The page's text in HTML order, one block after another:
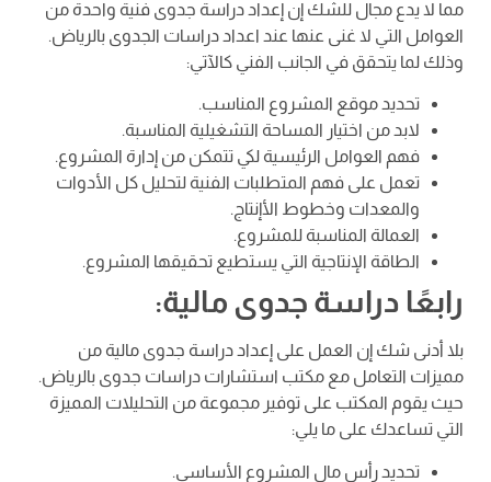
مما لا يدع مجال للشك إن إعداد دراسة جدوى فنية واحدة من
العوامل التي لا غنى عنها عند اعداد دراسات الجدوى بالرياض.
وذلك لما يتحقق في الجانب الفني كالآتي:
تحديد موقع المشروع المناسب.
لابد من اختيار المساحة التشغيلية المناسبة.
فهم العوامل الرئيسية لكي تتمكن من إدارة المشروع.
تعمل على فهم المتطلبات الفنية لتحليل كل الأدوات
والمعدات وخطوط الأإنتاج.
العمالة المناسبة للمشروع.
الطاقة الإنتاجية التي يستطيع تحقيقها المشروع.
رابعًا دراسة جدوى مالية:
بلا أدنى شك إن العمل على إعداد دراسة جدوى مالية من
مميزات التعامل مع مكتب استشارات دراسات جدوى بالرياض.
حيث يقوم المكتب على توفير مجموعة من التحليلات المميزة
التي تساعدك على ما يلي:
تحديد رأس مال المشروع الأساسي.